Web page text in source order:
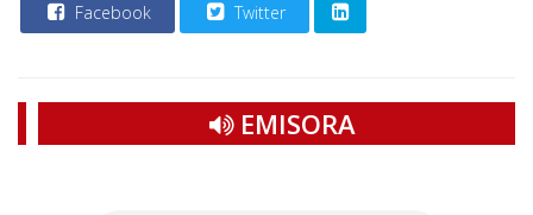
Facebook Twitter
EMISORA